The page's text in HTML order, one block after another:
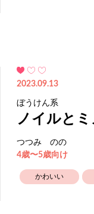
2023.09.13
ぼうけん系
ノイルとミ
つつみ のの
4歳〜5歳向け
かわいい